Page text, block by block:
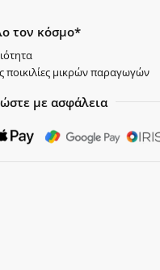
τον κόσμο*
ποικιλίες μικρών παραγωγών
με ασφάλεια